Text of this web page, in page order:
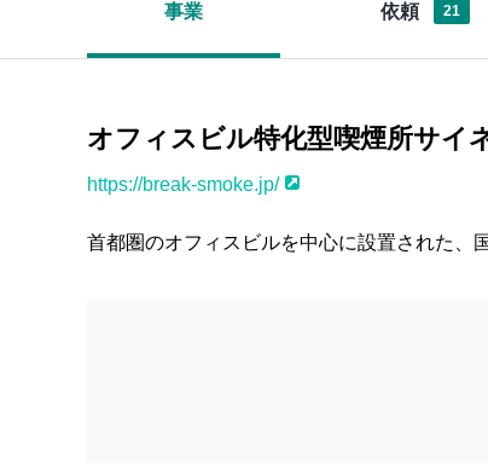
事業 依頼 21
オフィスビル特化型喫煙所サイ
https://break-smoke.jp/
首都圏のオフィスビルを中心に設置された、
知り合いを紹介するかどうか判
をすることができます。話を聞いた上で、紹介して